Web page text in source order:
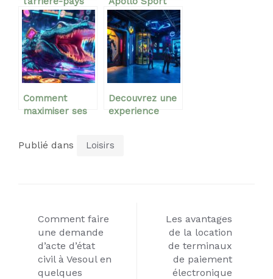
de Pachino :
Itinéraires et
conseils
pratiques
300 Pack XXL :
Notre avis sur
les dispositifs
de protection
inclus
Comment
maximiser ses
crocodile en
Decouvrez une
experience
avec des salles
Publié dans Loisirs
Navigation
de
l’article
Comment faire
une demande
d’acte d’état
civil à Vesoul en
quelques
Les avantages
de la location
de terminaux
de paiement
électronique